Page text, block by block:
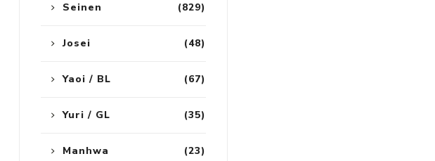
(829)
Seinen
(48)
Josei
(67)
Yaoi / BL
(35)
Yuri / GL
(23)
Manhwa